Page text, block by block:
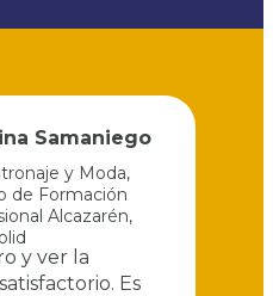
Samaniego
y Moda,
de Formación
Alcazarén,
y ver la
Es